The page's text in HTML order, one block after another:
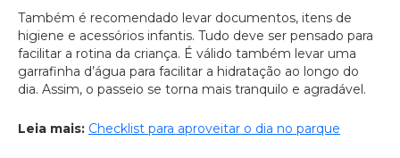
Também é recomendado levar documentos, itens de
higiene e acessórios infantis. Tudo deve ser pensado para
facilitar a rotina da criança. É válido também levar uma
garrafinha d’água para facilitar a hidratação ao longo do
dia. Assim, o passeio se torna mais tranquilo e agradável.
Leia mais: Checklist para aproveitar o dia no parque